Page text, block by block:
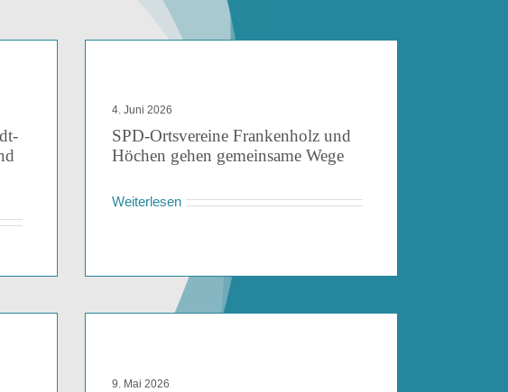
4. Juni 2026
SPD-Ortsvereine Frankenholz und
Höchen gehen gemeinsame Wege
Weiterlesen
9. Mai 2026